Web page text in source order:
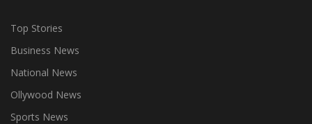
Top Stories
Business News
National News
Ollywood News
Sports News